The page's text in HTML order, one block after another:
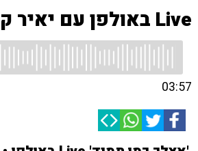
Live באולפן עם יאיר קלינגר
03:57